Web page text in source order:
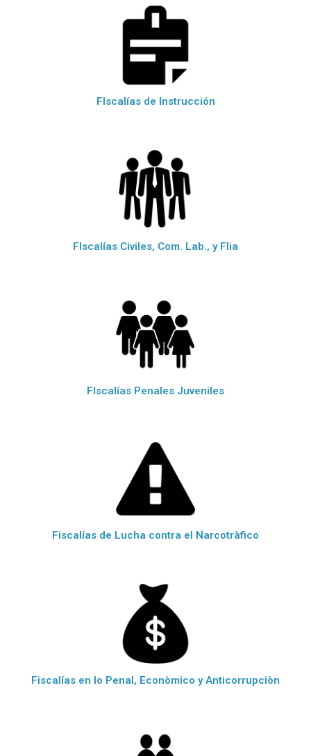
FIscalías de Instrucción
FIscalías Civiles, Com. Lab., y Flia
FIscalías Penales Juveniles
Fiscalías de Lucha contra el Narcotràfico
Fiscalías en lo Penal, Econòmico y Anticorrupciòn